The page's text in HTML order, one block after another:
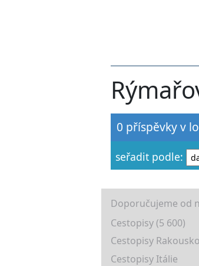
0 příspěvky v
seřadit podle:
Doporučujeme od
Cestopisy (5 600)
Cestopisy Rakousko
Cestopisy Itálie